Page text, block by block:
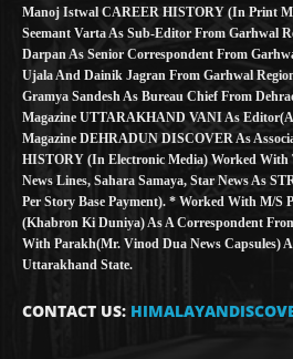
Manoj Istwal CAREER HISTORY (in Print
Seemant Varta As Sub-Editor From Garhwal
Darpan As Senior Correspondent From
Ujala And Dainik Jagran From Garhwal
Gramya Sandesh As Bureau Chief From
Magazine UTTARAKHAND VANI As
Magazine DEHRADUN DISCOVER As
HISTORY (in Electronic Media) Worked With
News Lines, Sahara Samaya, Star News As
Per Story Base Payment). * Worked With M/S
(Khabron Ki Duniya) As A Correspondent
With Parakh(Mr. Vinod Dua News Capsules)
Uttarakhand State.
CONTACT US: